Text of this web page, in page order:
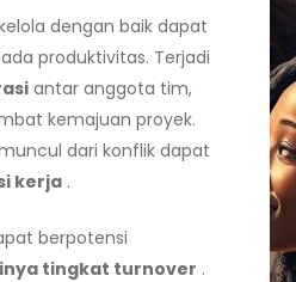
dengan baik dapat
produktivitas. Terjadi
antar anggota tim,
kemajuan proyek.
dari konflik dapat
kerja .
berpotensi
tingkat turnover .